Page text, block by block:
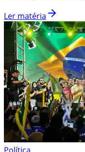
Ler matéria
Política